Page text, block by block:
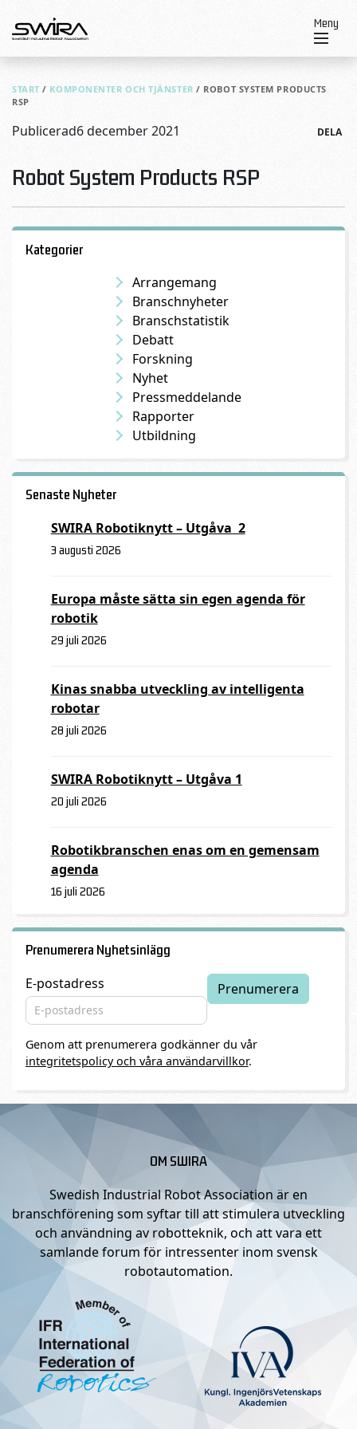
Meny
START / KOMPONENTER OCH TJÄNSTER / ROBOT SYSTEM PRODUCTS
RSP
Publicerad6 december 2021 DELA
Robot System Products RSP
Kategorier
Arrangemang
Branschnyheter
Branschstatistik
Debatt
Forskning
Nyhet
Pressmeddelande
Rapporter
Utbildning
Senaste Nyheter
SWIRA Robotiknytt – Utgåva 2
3 augusti 2026
Europa måste sätta sin egen agenda för
robotik
29 juli 2026
Kinas snabba utveckling av intelligenta
robotar
28 juli 2026
SWIRA Robotiknytt – Utgåva 1
20 juli 2026
Robotikbranschen enas om en gemensam
agenda
16 juli 2026
Prenumerera Nyhetsinlägg
E-postadress
Genom att prenumerera godkänner du vår
integritetspolicy och våra användarvillkor.
OM SWIRA
Swedish Industrial Robot Association är en
branschförening som syftar till att stimulera utveckling
och användning av robotteknik, och att vara ett
samlande forum för intressenter inom svensk
robotautomation.